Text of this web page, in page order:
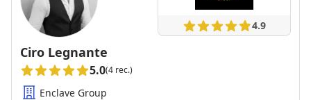
4.9
Ciro Legnante
5.0(4 rec.)
Enclave Group